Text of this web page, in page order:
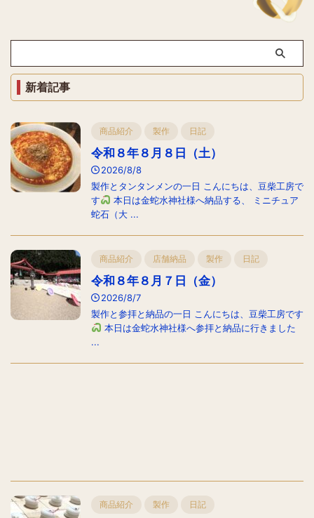
新着記事
商品紹介 製作 日記
令和８年８月８日（土）
2026/8/8
製作とタンタンメンの一日 こんにちは、豆柴工房で
す
本日は金蛇水神社様へ納品する、 ミニチュア
蛇石（大 ...
商品紹介 店舗納品 製作 日記
令和８年８月７日（金）
2026/8/7
製作と参拝と納品の一日 こんにちは、豆柴工房です
本日は金蛇水神社様へ参拝と納品に行きました
...
商品紹介 製作 日記